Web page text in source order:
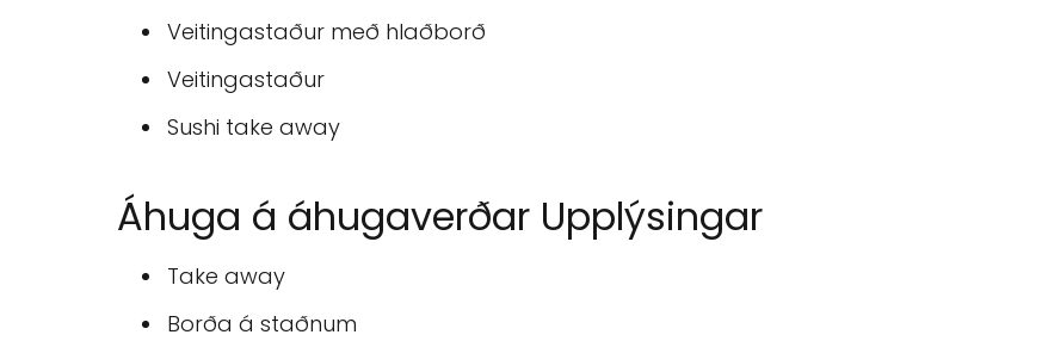
Veitingastaður með hlaðborð
Veitingastaður
Sushi take away
Áhuga á áhugaverðar Upplýsingar
Take away
Borða á staðnum